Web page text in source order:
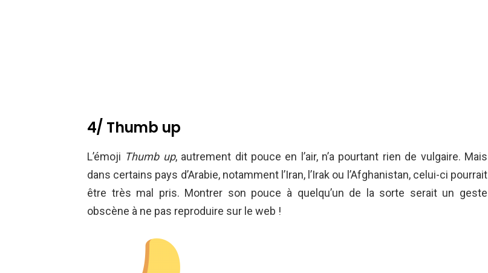
4/ Thumb up
L’émoji Thumb up, autrement dit pouce en l’air, n’a pourtant rien de vulgaire. Mais
dans certains pays d’Arabie, notamment l’Iran, l’Irak ou l’Afghanistan, celui-ci pourrait
être très mal pris. Montrer son pouce à quelqu’un de la sorte serait un geste
obscène à ne pas reproduire sur le web !